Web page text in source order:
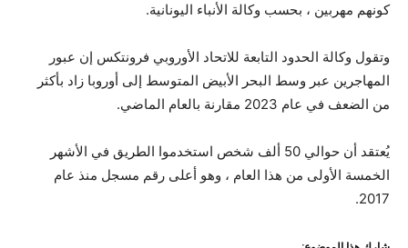
كونهم مهربين ، بحسب وكالة الأنباء اليونانية.
وتقول وكالة الحدود التابعة للاتحاد الأوروبي فرونتكس إن عبور
المهاجرين عبر وسط البحر الأبيض المتوسط ​​إلى أوروبا زاد بأكثر
من الضعف في عام 2023 مقارنة بالعام الماضي.
يُعتقد أن حوالي 50 ألف شخص استخدموا الطريق في الأشهر
الخمسة الأولى من هذا العام ، وهو أعلى رقم مسجل منذ عام
2017.